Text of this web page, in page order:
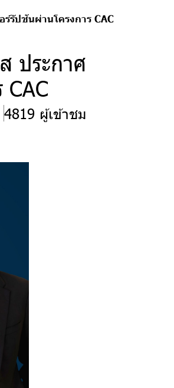
ร์รัปชันผ่านโครงการ CAC
ประกาศ
4819 ผู้เข้าชม